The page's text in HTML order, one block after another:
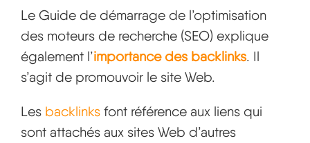
Le Guide de démarrage de l’optimisation
des moteurs de recherche (SEO) explique
également l’importance des backlinks. Il
s’agit de promouvoir le site Web.
Les backlinks font référence aux liens qui
sont attachés aux sites Web d’autres